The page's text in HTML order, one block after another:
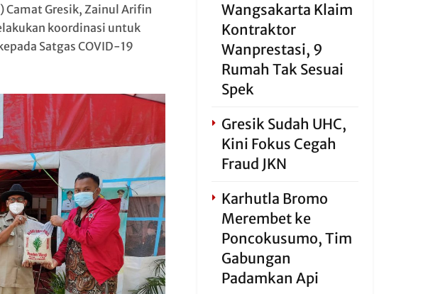
Gresik, Zainul Arifin
koordinasi untuk
Satgas COVID-19
Wangsakarta Klaim
Kontraktor
Wanprestasi, 9
Rumah Tak Sesuai
Spek
Gresik Sudah UHC,
Kini Fokus Cegah
Fraud JKN
Karhutla Bromo
Merembet ke
Poncokusumo, Tim
Gabungan
Padamkan Api